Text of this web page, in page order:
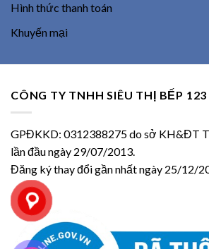
Hình thức thanh toán
Khuyến mại
CÔNG TY TNHH SIÊU THỊ BẾP
GPĐKKD: 0312388275 do sở KH&ĐT
lần đầu ngày 29/07/2013.
Đăng ký thay đổi gần nhất ngày 25/12/